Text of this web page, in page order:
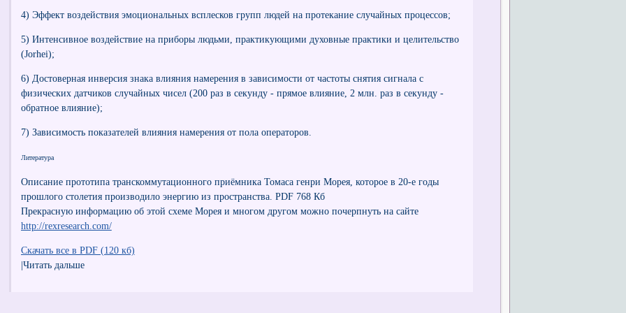
4) Эффект воздействия эмоциональных всплесков групп людей на протекание случайных процессов;
5) Интенсивное воздействие на приборы людьми, практикующими духовные практики и целительство
(Jorhei);
6) Достоверная инверсия знака влияния намерения в зависимости от частоты снятия сигнала с
физических датчиков случайных чисел (200 раз в секунду - прямое влияние, 2 млн. раз в секунду -
обратное влияние);
7) Зависимость показателей влияния намерения от пола операторов.
Литература
Описание прототипа транскоммутационного приёмника Томаса генри Морея, которое в 20-е годы
прошлого столетия производило энергию из пространства. PDF 768 Кб
Прекрасную информацию об этой схеме Морея и многом другом можно почерпнуть на сайте
http://rexresearch.com/
Скачать все в PDF (120 кб)
|Читать дальше